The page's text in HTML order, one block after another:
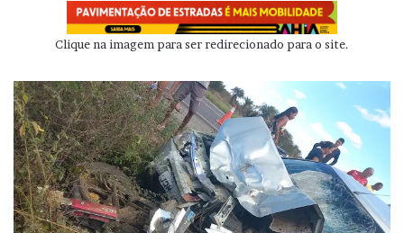
Clique na imagem para ser redirecionado para o site.